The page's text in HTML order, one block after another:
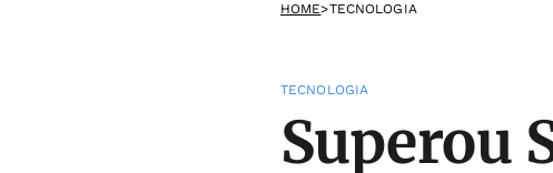
HOME>TECNOLOGIA
TECNOLOGIA
Superou